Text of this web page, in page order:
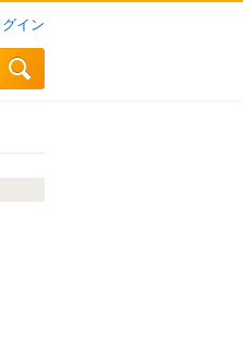
イン